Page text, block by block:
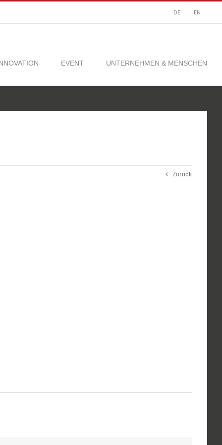
DE EN
EVENT UNTERNEHMEN & MENSCHEN
Zurück